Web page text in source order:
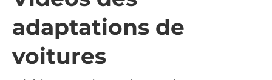
adaptations de
voitures